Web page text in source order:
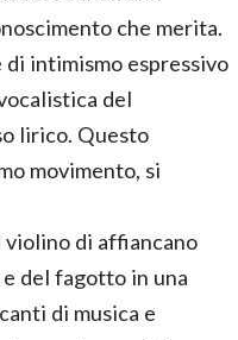
che merita.
intimismo espressivo
del
lirico. Questo
movimento, si
violino di affiancano
del fagotto in una
di musica e